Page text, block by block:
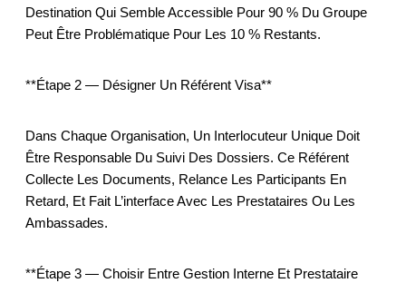
Destination Qui Semble Accessible Pour 90 % Du Groupe
Peut Être Problématique Pour Les 10 % Restants.
**Étape 2 — Désigner Un Référent Visa**
Dans Chaque Organisation, Un Interlocuteur Unique Doit
Être Responsable Du Suivi Des Dossiers. Ce Référent
Collecte Les Documents, Relance Les Participants En
Retard, Et Fait L’interface Avec Les Prestataires Ou Les
Ambassades.
**Étape 3 — Choisir Entre Gestion Interne Et Prestataire